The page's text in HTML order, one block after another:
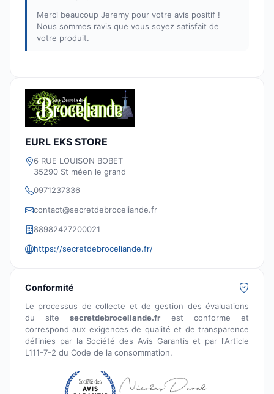
Merci beaucoup Jeremy pour votre avis positif !
Nous sommes ravis que vous soyez satisfait de
votre produit.
EURL EKS STORE
6 RUE LOUISON BOBET
35290 St méen le grand
0971237336
contact@secretdebroceliande.fr
88982427200021
https://secretdebroceliande.fr/
Conformité
Le processus de collecte et de gestion des évaluations
du sitesecretdebroceliande.fr est conforme et
correspond aux exigences de qualité et de transparence
définies par la Société des Avis Garantis et par l'Article
L111-7-2 du Code de la consommation.